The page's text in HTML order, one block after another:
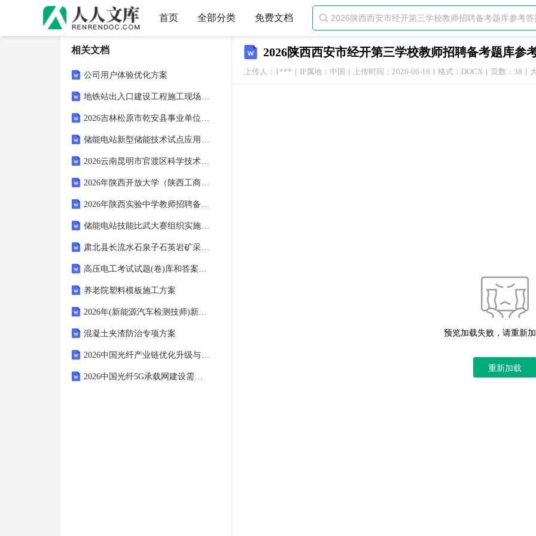
首页 全部分类 免费文档 
2026陕西西安市经开第三学校教师招聘备考题库参
上传人：1*** IP属地：中国 上传时间：2026-06-16 格式：DOCX 页数：38
预览加载失败，请重新
重新加载
相关文档
公司用户体验优化方案
地铁站出入口建设工程施工现场管理实施方案
2026吉林松原市乾安县事业单位专项招聘普通高校毕业生2人备考题库及一套答案详解
储能电站新型储能技术试点应用管理办法
2026云南昆明市官渡区科学技术协会招聘1人备考题库及完整答案详解一套
2026年陕西开放大学（陕西工商职业学院）招聘师资及辅导员备考题库（23人）含答案详解
2026年陕西实验中学教师招聘备考题库及参考答案详解
储能电站技能比武大赛组织实施方案
肃北县长流水石泉子石英岩矿采矿权出让收益评估报告
高压电工考试试题(卷)库和答案及解析
养老院塑料模板施工方案
2026年(新能源汽车检测技师)新能源汽车技术试题及答案
混凝土夹渣防治专项方案
2026中国光纤产业链优化升级与投资价值深度研究报告
2026中国光纤5G承载网建设需求与配套设备市场报告